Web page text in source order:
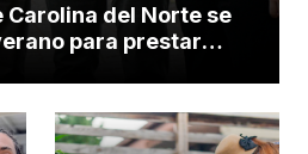
Carolina del Norte se
para prestar